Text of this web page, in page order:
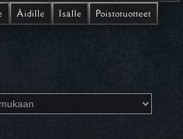
Äidille Isälle Poistotuotteet